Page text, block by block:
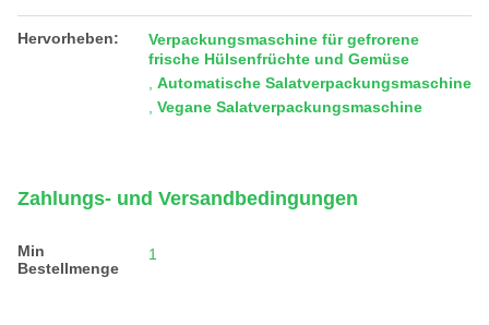
Hervorheben:
Verpackungsmaschine für gefrorene
frische Hülsenfrüchte und Gemüse
Automatische Salatverpackungsmaschine
Vegane Salatverpackungsmaschine
Zahlungs- und Versandbedingungen
Min
Bestellmenge
1